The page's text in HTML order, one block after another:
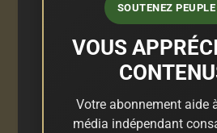
SOUTENEZ
VOUS
Votre abonnement aide
média indépendant